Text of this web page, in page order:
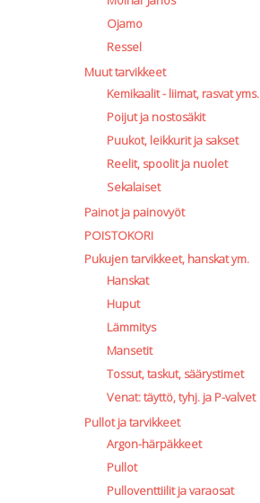
Ojamo
Ressel
Muut tarvikkeet
Kemikaalit - liimat, rasvat yms.
Poijut ja nostosäkit
Puukot, leikkurit ja sakset
Reelit, spoolit ja nuolet
Sekalaiset
Painot ja painovyöt
POISTOKORI
Pukujen tarvikkeet, hanskat ym.
Hanskat
Huput
Lämmitys
Mansetit
Tossut, taskut, säärystimet
Venat: täyttö, tyhj. ja P-valvet
Pullot ja tarvikkeet
Argon-härpäkkeet
Pullot
Pulloventtiilit ja varaosat